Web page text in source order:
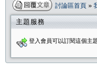
討論區首頁 »
主題服務
登入會員可以訂閱這個主